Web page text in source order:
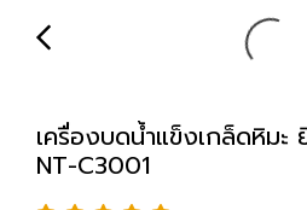
เครื่องบดน้ำแข็งเกล็ดหิมะ
NT-C3001